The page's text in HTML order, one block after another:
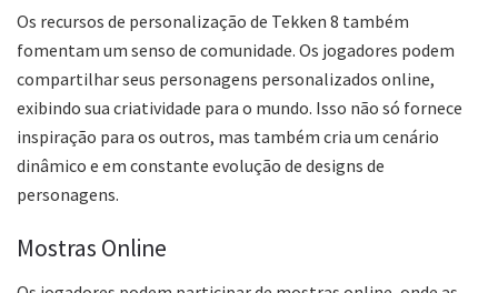
Os recursos de personalização de Tekken 8 também
fomentam um senso de comunidade. Os jogadores podem
compartilhar seus personagens personalizados online,
exibindo sua criatividade para o mundo. Isso não só fornece
inspiração para os outros, mas também cria um cenário
dinâmico e em constante evolução de designs de
personagens.
Mostras Online